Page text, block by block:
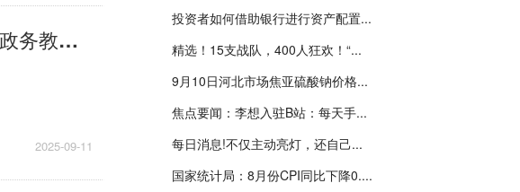
每日观察!人工智能培训“精准滴灌” 平果市赋能政务教育融媒焕新升级
2025-09-11
投资者如何借助银行进行资产配置...
精选！15支战队，400人狂欢！“...
9月10日河北市场焦亚硫酸钠价格...
焦点要闻：李想入驻B站：每天手...
每日消息!不仅主动亮灯，还自己...
国家统计局：8月份CPI同比下降0....